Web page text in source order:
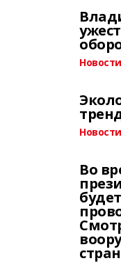
Новости
Новости
Во